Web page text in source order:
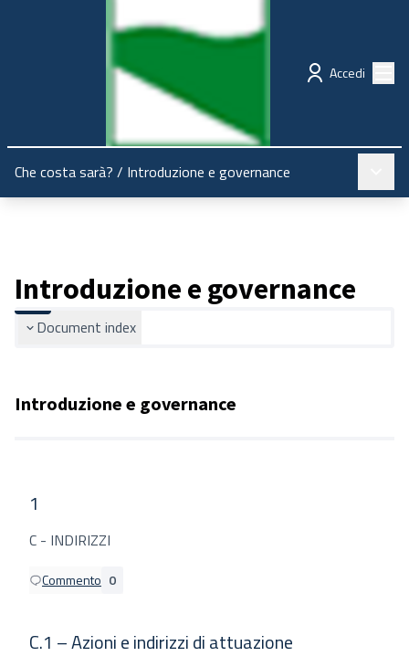
Regione Emilia-Romagna Partecipazione
Accedi
Che costa sarà? / Introduzione e governance
Introduzione e governance
Document index
Introduzione e governance
1
C - INDIRIZZI
Commento 0
C.1 – Azioni e indirizzi di attuazione